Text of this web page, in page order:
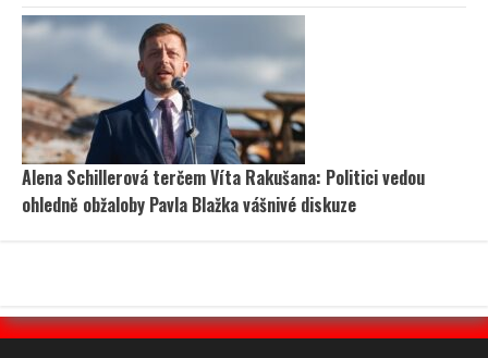
Alena Schillerová terčem Víta Rakušana: Politici vedou
ohledně obžaloby Pavla Blažka vášnivé diskuze